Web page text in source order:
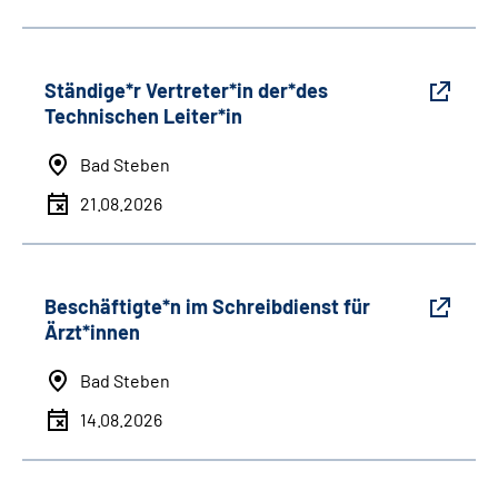
Ständige*r Vertreter*in der*des
Technischen Leiter*in
Bad Steben
21.08.2026
Beschäftigte*n im Schreibdienst für
Ärzt*innen
Bad Steben
14.08.2026